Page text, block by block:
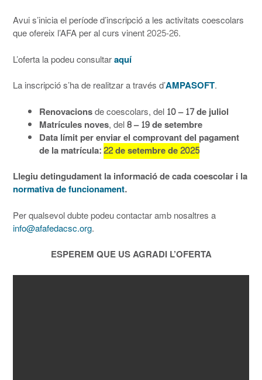
Avui s’inicia el període d’inscripció a les activitats coescolars
que ofereix l’AFA per al curs vinent 2025-26.
L’oferta la podeu consultaraquí
La inscripció s’ha de realitzar a través d’AMPASOFT.
Renovacionsde coescolars, del10 – 17 de juliol
Matrícules noves, del8 – 19 de setembre
Data límit per enviar el comprovant del pagament
de la matrícula:22 de setembre de 2025
Llegiu detingudament la informació de cada coescolar i la
normativa de funcionament.
Per qualsevol dubte podeu contactar amb nosaltres a
info@afafedacsc.org.
ESPEREM QUE US AGRADI L’OFERTA